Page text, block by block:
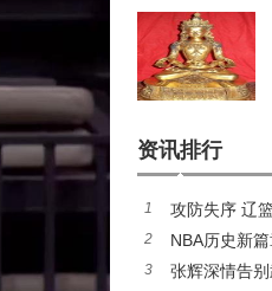
资讯排行
1 攻防失序 辽
2
NBA历史新
续约风波再起
3
张辉深情告